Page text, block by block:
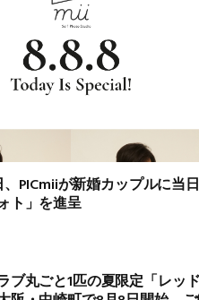
、PICmiiが新婚カップルに当
ト」を進呈
ブ丸ごと1匹の夏限定「レッ